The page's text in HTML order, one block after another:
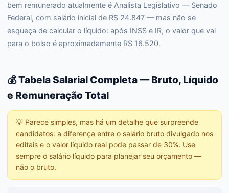
bem remunerado atualmente é Analista Legislativo — Senado
Federal, com salário inicial de R$ 24.847 — mas não se
esqueça de calcular o líquido: após INSS e IR, o valor que vai
para o bolso é aproximadamente R$ 16.520.
💰 Tabela Salarial Completa — Bruto, Líquido
e Remuneração Total
💡 Parece simples, mas há um detalhe que surpreende
candidatos: a diferença entre o salário bruto divulgado nos
editais e o valor líquido real pode passar de 30%. Use
sempre o salário líquido para planejar seu orçamento —
não o bruto.